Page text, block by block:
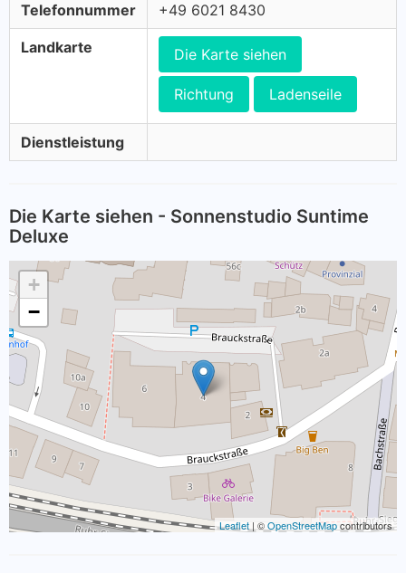
Telefonnummer +49 6021 8430
Landkarte Die Karte siehen
Richtung Ladenseile
Dienstleistung
Die Karte siehen - Sonnenstudio Suntime
Deluxe
+
−
Leaflet | ©OpenStreetMapcontributors